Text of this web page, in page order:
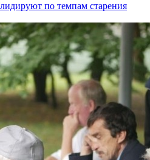
по темпам старения